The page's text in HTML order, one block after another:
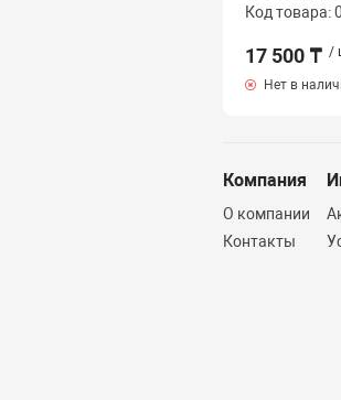
Код товара:
17 500 ₸ /
Нет в
Компания
О компании
Контакты